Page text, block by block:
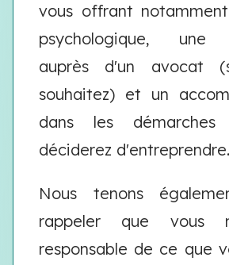
vous offrant
psychologique, une
auprès d'un avocat
souhaitez) et un
dans les
déciderez d'entreprendre.
Nous tenons
rappeler que vous
responsable de ce que